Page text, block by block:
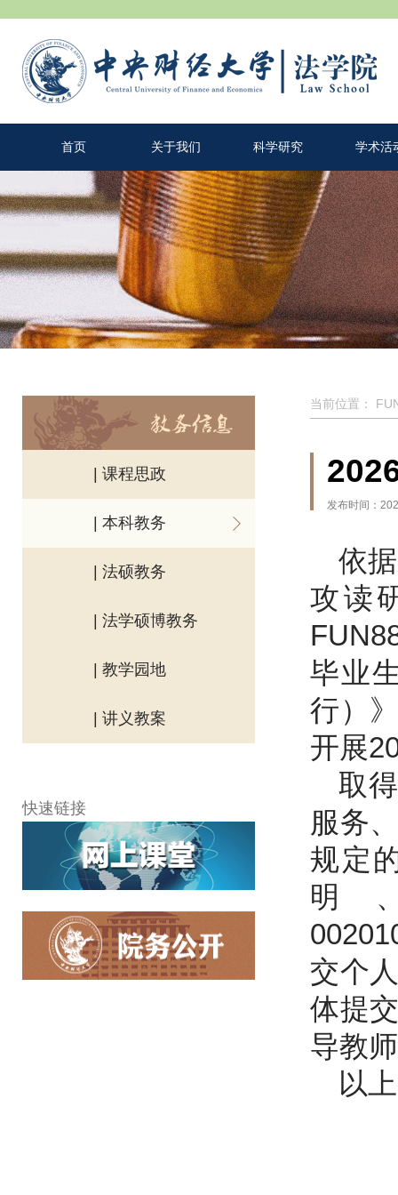
首页 关于我们 科学研究 学术活
| 课程思政
| 本科教务
| 法硕教务
| 法学硕博教务
| 教学园地
| 讲义教案
快速链接
当前位置：
发布时间：
依
攻读
毕业
行）
开展
取
服务
规定
明
交个
体提
导教
以